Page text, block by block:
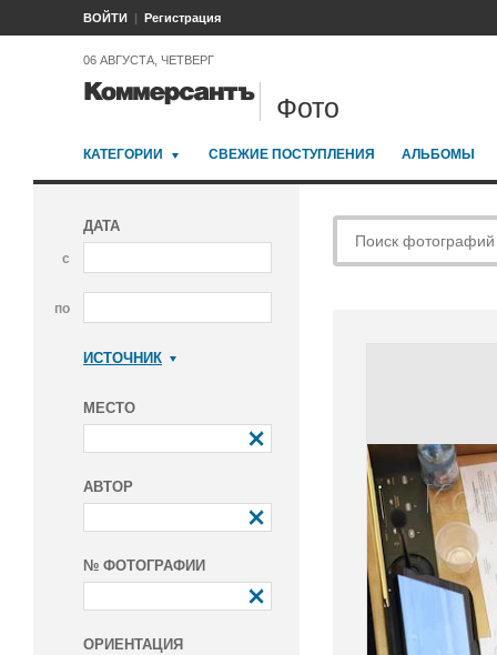
ВОЙТИ Регистрация
06 АВГУСТА, ЧЕТВЕРГ
Фото
КАТЕГОРИИ СВЕЖИЕ ПОСТУПЛЕНИЯ АЛЬБОМЫ
ДАТА
с
по
ИСТОЧНИК
МЕСТО
АВТОР
№ ФОТОГРАФИИ
ОРИЕНТАЦИЯ